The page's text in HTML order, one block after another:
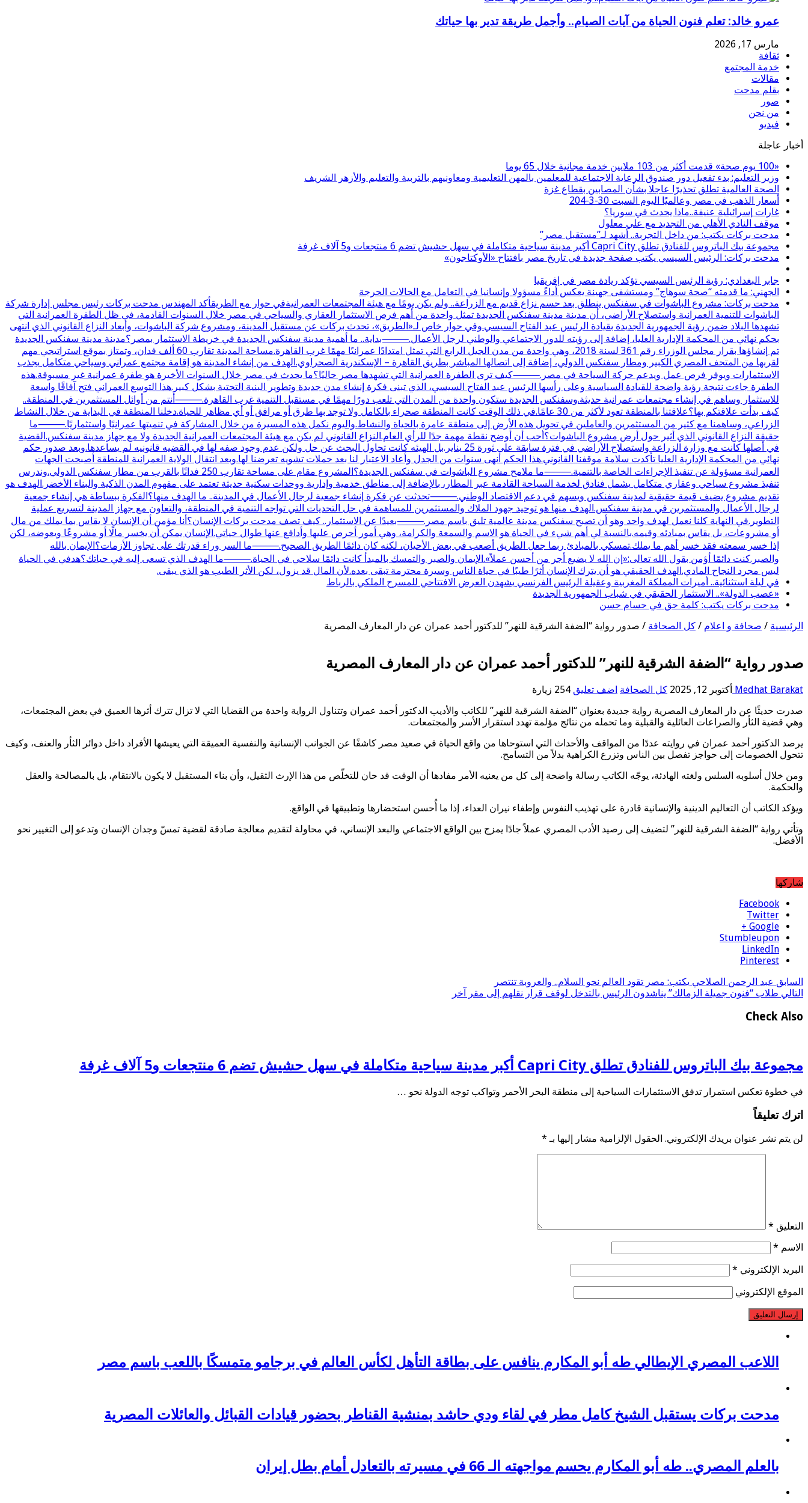
عمرو خالد: تعلم فنون الحياة من آيات الصيام.. وأجمل طريقة تدير بها حياتك
مارس 17, 2026
ثقافة
خدمة المجتمع
مقالات
بقلم مدحت
صور
من نحن
فيديو
أخبار عاجلة
«100 يوم صحة» قدمت أكثر من 103 ملايين خدمة مجانية خلال 65 يوما
وزير التعليم: بدء تفعيل دور صندوق الرعاية الاجتماعية للمعلمين بالمهن التعليمية ومعاونيهم بالتربية والتعليم والأزهر الشريف
الصحة العالمية تطلق تحذيرًا عاجلا بشأن المصابين بقطاع غزة
أسعار الذهب في مصر وعالميًا اليوم السبت 30-3-204
غارات إسرائيلية عنيفة..ماذا يحدث في سوريا؟
موقف النادي الأهلي من التجديد مع علي معلول
مدحت بركات يكتب: من داخل التجربة.. أشهد لـ”مستقبل مصر”
مجموعة بيك الباتروس للفنادق تطلق Capri City أكبر مدينة سياحية متكاملة في سهل حشيش تضم 6 منتجعات و5 آلاف غرفة
مدحت بركات: الرئيس السيسي يكتب صفحة جديدة في تاريخ مصر بافتتاح «الأوكتاجون»
جابر البغدادي: رؤية الرئيس السيسي تؤكد ريادة مصر في إفريقيا
الجهني: ما قدمته “صحة سوهاج” ومستشفى جهينة يعكس أداءً مسؤولا وإنسانيا في التعامل مع الحالات الحرجة
مدحت بركات: مشروع الباشوات في سفنكس ينطلق بعد حسم نزاع قديم مع الزراعة.. ولم يكن يومًا مع هيئة المجتمعات العمرانيةفي حوار مع الطريقأكد المهندس مدحت بركات رئيس مجلس إدارة شركة
الباشوات للتنمية العمرانية واستصلاح الأراضي، أن مدينة مدينة سفنكس الجديدة تمثل واحدة من أهم فرص الاستثمار العقاري والسياحي في مصر خلال السنوات القادمة، في ظل الطفرة العمرانية التي
تشهدها البلاد ضمن رؤية الجمهورية الجديدة بقيادة الرئيس عبد الفتاح السيسي.وفي حوار خاص لـ«الطريق»، تحدث بركات عن مستقبل المدينة، ومشروع شركة الباشوات، وأبعاد النزاع القانوني الذي انتهى
بحكم نهائي من المحكمة الإدارية العليا، إضافة إلى رؤيته للدور الاجتماعي والوطني لرجل الأعمال.⸻بداية.. ما أهمية مدينة سفنكس الجديدة في خريطة الاستثمار بمصر؟مدينة مدينة سفنكس الجديدة
تم إنشاؤها بقرار مجلس الوزراء رقم 361 لسنة 2018، وهي واحدة من مدن الجيل الرابع التي تمثل امتدادًا عمرانيًا مهمًا غرب القاهرة.مساحة المدينة تقارب 60 ألف فدان، وتمتاز بموقع استراتيجي مهم
لقربها من المتحف المصري الكبير ومطار سفنكس الدولي، إضافة إلى اتصالها المباشر بطريق القاهرة – الإسكندرية الصحراوي.الهدف من إنشاء المدينة هو إقامة مجتمع عمراني وسياحي متكامل يجذب
الاستثمارات ويوفر فرص عمل ويدعم حركة السياحة في مصر.⸻كيف ترى الطفرة العمرانية التي تشهدها مصر حاليًا؟ما يحدث في مصر خلال السنوات الأخيرة هو طفرة عمرانية غير مسبوقة.هذه
الطفرة جاءت نتيجة رؤية واضحة للقيادة السياسية وعلى رأسها الرئيس عبد الفتاح السيسي، الذي تبنى فكرة إنشاء مدن جديدة وتطوير البنية التحتية بشكل كبير.هذا التوسع العمراني فتح آفاقًا واسعة
للاستثمار وساهم في إنشاء مجتمعات عمرانية حديثة.وسفنكس الجديدة ستكون واحدة من المدن التي تلعب دورًا مهمًا في مستقبل التنمية غرب القاهرة.⸻أنتم من أوائل المستثمرين في المنطقة..
كيف بدأت علاقتكم بها؟علاقتنا بالمنطقة تعود لأكثر من 30 عامًا.في ذلك الوقت كانت المنطقة صحراء بالكامل ولا توجد بها طرق أو مرافق أو أي مظاهر للحياة.دخلنا المنطقة في البداية من خلال النشاط
الزراعي، وساهمنا مع كثير من المستثمرين والعاملين في تحويل هذه الأرض إلى منطقة عامرة بالحياة والنشاط.واليوم نكمل هذه المسيرة من خلال المشاركة في تنميتها عمرانيًا واستثماريًا.⸻ما
حقيقة النزاع القانوني الذي أثير حول أرض مشروع الباشوات؟أحب أن أوضح نقطة مهمة جدًا للرأي العام.النزاع القانوني لم يكن مع هيئة المجتمعات العمرانية الجديدة ولا مع جهاز مدينة سفنكس.القضية
في أصلها كانت مع وزارة الزراعة واستصلاح الأراضي في فترة سابقة على ثورة 25 يناير.بل الهيئه كانت تحاول البحث عن حل ولكن عدم وجود صفه لها في القضيه قانونيه لم يساعدها.وبعد صدور حكم
نهائي من المحكمة الإدارية العليا تأكدت سلامة موقفنا القانوني.هذا الحكم أنهى سنوات من الجدل وأعاد الاعتبار لنا بعد حملات تشويه تعرضنا لها.وبعد انتقال الولاية العمرانية للمنطقة أصبحت الجهات
العمرانية مسؤولة عن تنفيذ الإجراءات الخاصة بالتنمية.⸻ما ملامح مشروع الباشوات في سفنكس الجديدة؟المشروع مقام على مساحة تقارب 250 فدانًا بالقرب من مطار سفنكس الدولي.وندرس
تنفيذ مشروع سياحي وعقاري متكامل يشمل فنادق لخدمة السياحة القادمة عبر المطار، بالإضافة إلى مناطق خدمية وإدارية ووحدات سكنية حديثة تعتمد على مفهوم المدن الذكية والبناء الأخضر.الهدف هو
تقديم مشروع يضيف قيمة حقيقية لمدينة سفنكس ويسهم في دعم الاقتصاد الوطني.⸻تحدثت عن فكرة إنشاء جمعية لرجال الأعمال في المدينة.. ما الهدف منها؟الفكرة ببساطة هي إنشاء جمعية
لرجال الأعمال والمستثمرين في مدينة سفنكس.الهدف منها هو توحيد جهود الملاك والمستثمرين للمساهمة في حل التحديات التي تواجه التنمية في المنطقة، والتعاون مع جهاز المدينة لتسريع عملية
التطوير.في النهاية كلنا نعمل لهدف واحد وهو أن تصبح سفنكس مدينة عالمية تليق باسم مصر.⸻بعيدًا عن الاستثمار.. كيف تصف مدحت بركات الإنسان؟أنا مؤمن أن الإنسان لا يقاس بما يملك من مال
أو مشروعات، بل يقاس بمبادئه وقيمه.بالنسبة لي أهم شيء في الحياة هو الاسم والسمعة والكرامة، وهي أمور أحرص عليها وأدافع عنها طوال حياتي.الإنسان يمكن أن يخسر مالًا أو مشروعًا ويعوضه، لكن
إذا خسر سمعته فقد خسر أهم ما يملك.تمسكي بالمبادئ ربما جعل الطريق أصعب في بعض الأحيان، لكنه كان دائمًا الطريق الصحيح.⸻ما السر وراء قدرتك على تجاوز الأزمات؟الإيمان بالله
والصبر.كنت دائمًا أؤمن بقول الله تعالى:«إن الله لا يضيع أجر من أحسن عملاً».الإيمان والصبر والتمسك بالمبدأ كانت دائمًا سلاحي في الحياة.⸻ما الهدف الذي تسعى إليه في حياتك؟هدفي في الحياة
ليس مجرد النجاح المادي.الهدف الحقيقي هو أن يترك الإنسان أثرًا طيبًا في حياة الناس وسيرة محترمة تبقى بعده.لأن المال قد يزول، لكن الأثر الطيب هو الذي يبقى.
في ليلة استثنائية.. أميرات المملكة المغربية وعقيلة الرئيس الفرنسي يشهدن العرض الافتتاحي للمسرح الملكي بالرباط
«عصب الدولة».. الاستثمار الحقيقي في شباب الجمهورية الجديدة
مدحت بركات يكتب: كلمة حق في حسام حسن
الرئيسية / صحافة و اعلام / كل الصحافة / صدور رواية “الضفة الشرقية للنهر” للدكتور أحمد عمران عن دار المعارف المصرية
صدور رواية “الضفة الشرقية للنهر” للدكتور أحمد عمران عن دار المعارف المصرية
Medhat Barakat أكتوبر 12, 2025 كل الصحافة اضف تعليق 254 زيارة
صدرت حديثًا عن دار المعارف المصرية رواية جديدة بعنوان “الضفة الشرقية للنهر” للكاتب والأديب الدكتور أحمد عمران وتتناول الرواية واحدة من القضايا التي لا تزال تترك أثرها العميق في بعض المجتمعات،
وهي قضية الثأر والصراعات العائلية والقبلية وما تحمله من نتائج مؤلمة تهدد استقرار الأسر والمجتمعات.
يرصد الدكتور أحمد عمران في روايته عددًا من المواقف والأحداث التي استوحاها من واقع الحياة في صعيد مصر كاشفًا عن الجوانب الإنسانية والنفسية العميقة التي يعيشها الأفراد داخل دوائر الثأر والعنف، وكيف
تتحول الخصومات إلى حواجز تفصل بين الناس وتزرع الكراهية بدلاً من التسامح.
ومن خلال أسلوبه السلس ولغته الهادئة، يوجّه الكاتب رسالة واضحة إلى كل من يعنيه الأمر مفادها أن الوقت قد حان للتخلّص من هذا الإرث الثقيل، وأن بناء المستقبل لا يكون بالانتقام، بل بالمصالحة والعقل
والحكمة.
ويؤكد الكاتب أن التعاليم الدينية والإنسانية قادرة على تهذيب النفوس وإطفاء نيران العداء، إذا ما أُحسن استحضارها وتطبيقها في الواقع.
وتأتي رواية “الضفة الشرقية للنهر” لتضيف إلى رصيد الأدب المصري عملاً جادًا يمزج بين الواقع الاجتماعي والبعد الإنساني، في محاولة لتقديم معالجة صادقة لقضية تمسّ وجدان الإنسان وتدعو إلى التغيير نحو
الأفضل.
شاركها
Facebook
Twitter
Google +
Stumbleupon
LinkedIn
Pinterest
السابق عبد الرحمن الصلاحي يكتب: مصر تقود العالم نحو السلام.. والعروبة تنتصر
التالي طلاب “فنون جميلة الزمالك” يناشدون الرئيس بالتدخل لوقف قرار نقلهم إلى مقر آخر
Check Also
مجموعة بيك الباتروس للفنادق تطلق Capri City أكبر مدينة سياحية متكاملة في سهل حشيش تضم 6 منتجعات و5 آلاف غرفة
في خطوة تعكس استمرار تدفق الاستثمارات السياحية إلى منطقة البحر الأحمر وتواكب توجه الدولة نحو …
اترك تعليقاً
لن يتم نشر عنوان بريدك الإلكتروني. الحقول الإلزامية مشار إليها بـ *
التعليق *
الاسم *
البريد الإلكتروني *
الموقع الإلكتروني
اللاعب المصري الإيطالي طه أبو المكارم ينافس على بطاقة التأهل لكأس العالم في برجامو متمسكًا باللعب باسم مصر
مدحت بركات يستقبل الشيخ كامل مطر في لقاء ودي حاشد بمنشية القناطر بحضور قيادات القبائل والعائلات المصرية
بالعلم المصري.. طه أبو المكارم يحسم مواجهته الـ 66 في مسيرته بالتعادل أمام بطل إيران